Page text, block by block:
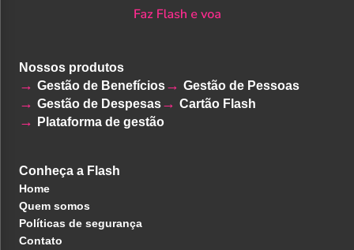
Nossos produtos
Gestão de Benefícios
Gestão de Pessoas
Gestão de Despesas
Cartão Flash
Plataforma de gestão
Conheça a Flash
Home
Quem somos
Políticas de segurança
Contato